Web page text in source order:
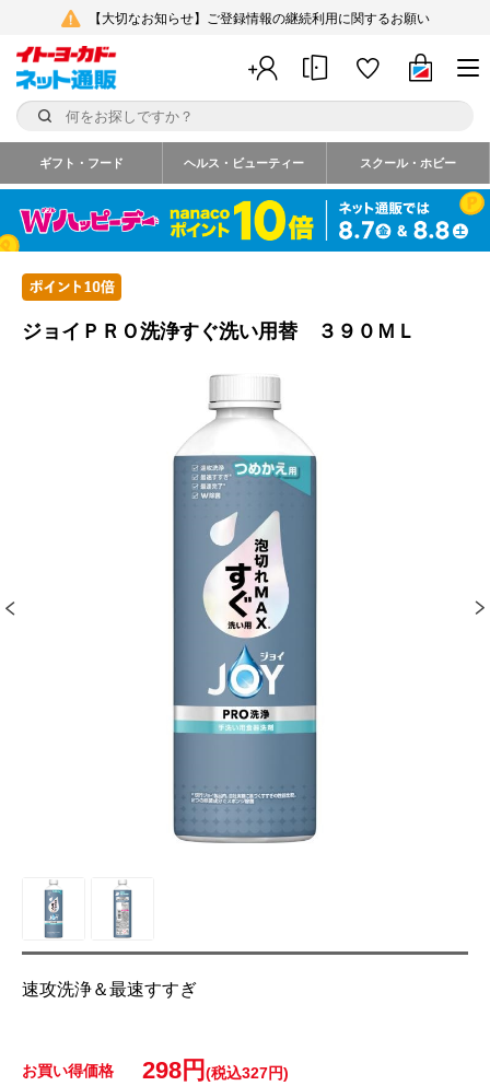
【大切なお知らせ】ご登録情報の継続利用に関するお願い
ギフト・フード ヘルス・ビューティー スクール・ホビー
ジョイＰＲＯ洗浄すぐ洗い用替 ３９０ＭＬ
速攻洗浄＆最速すすぎ
お買い得価格 298円 (税込327円)